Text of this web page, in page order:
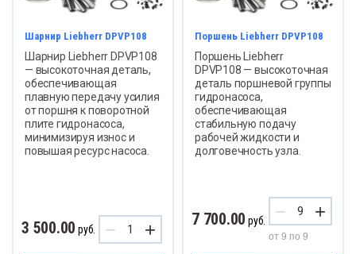
Шарнир Liebherr DPVP108
Шарнир Liebherr DPVP108
— высокоточная деталь,
обеспечивающая
плавную передачу усилия
от поршня к поворотной
плите гидронасоса,
минимизируя износ и
повышая ресурс насоса.
3 500.00 руб. − +
Поршень Liebherr DPVP108
Поршень Liebherr
DPVP108 — высокоточная
деталь поршневой группы
гидронасоса,
обеспечивающая
стабильную подачу
рабочей жидкости и
долговечность узла.
7 700.00 руб. − +
от 9 по 9